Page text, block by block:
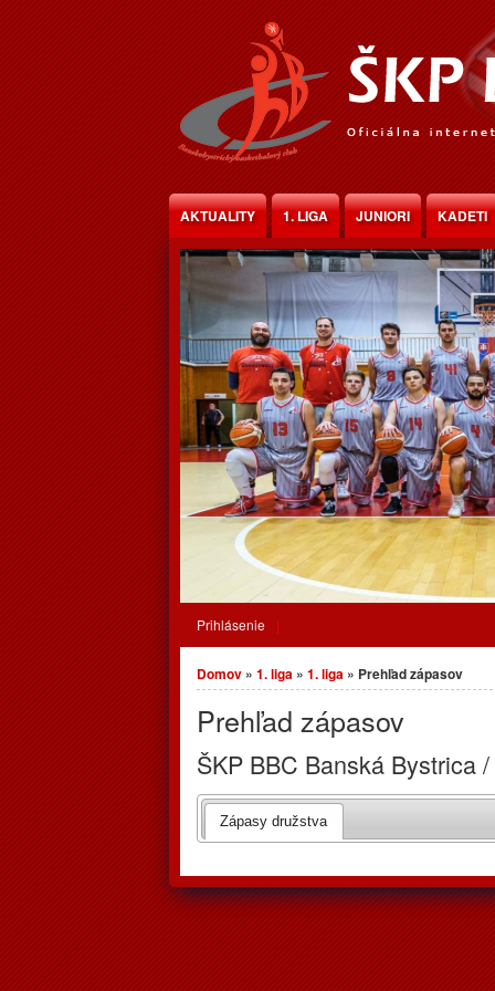
Jump to Content
AKTUALITY 1. LIGA JUNIORI KADETI
Prihlásenie
Nachádzate sa tu
Domov » 1. liga » 1. liga » Prehľad zápasov
Prehľad zápasov
ŠKP BBC Banská Bystrica
Zápasy družstva